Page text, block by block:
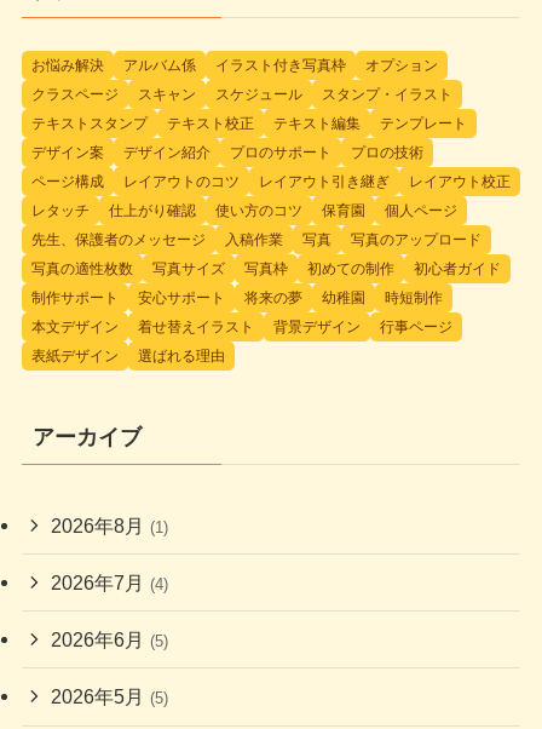
お悩み解決 アルバム係 イラスト付き写真枠
オプション
クラスページ
スキャン スケジュール
スタンプ・イラスト
テキストスタンプ
テキスト校正 テキスト編集
テンプレート
デザイン案
デザイン紹介 プロのサポート
プロの技術
ページ構成
レイアウトのコツ レイアウト引き継ぎ
レイアウト校正
レタッチ
仕上がり確認 使い方のコツ 保育園
個人ページ
先生、保護者のメッセージ
入稿作業 写真
写真のアップロード
写真の適性枚数
写真サイズ 写真枠 初めての制作
初心者ガイド
制作サポート
安心サポート 将来の夢 幼稚園
時短制作
本文デザイン
着せ替えイラスト 背景デザイン
行事ページ
表紙デザイン
選ばれる理由
アーカイブ
2026年8月 (1)
2026年7月 (4)
2026年6月 (5)
2026年5月 (5)